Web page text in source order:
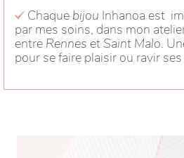
Chaque bijou Inhanoa est
par mes soins, dans mon
entre Rennes et Saint Malo.
pour se faire plaisir ou ravir